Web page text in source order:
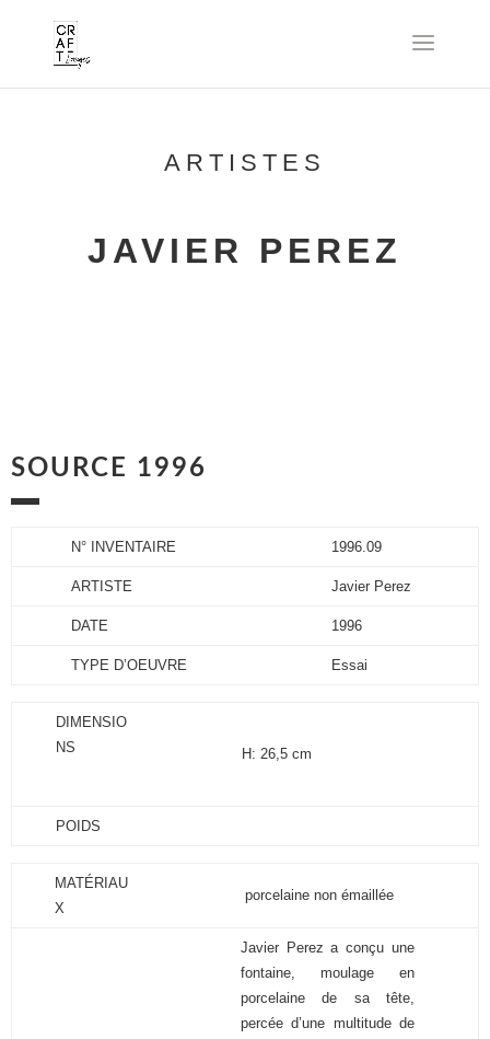
ARTISTES
JAVIER PEREZ
SOURCE 1996
N° INVENTAIRE 1996.09
ARTISTE Javier Perez
DATE 1996
TYPE D’OEUVRE Essai
DIMENSIO
NS
H: 26,5 cm
POIDS
MATÉRIAU
X
porcelaine non émaillée
Javier Perez a conçu une
fontaine, moulage en
porcelaine de sa tête,
percée d’une multitude de